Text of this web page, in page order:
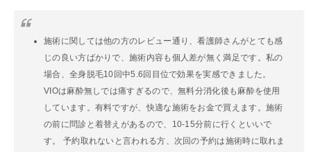
施術に関しては他の方のレビュー通り、看護師さんがとても感
じの良い方ばかりで、施術内容も個人差が無く満足です。私の
場合、全身脱毛10回中5.6回目位で効果を実感できました。
VIOは麻酔無しでは痛すぎるので、無料分消化後も麻酔を使用
しています。有料ですが、快適な施術をお金で買えます。施術
の前に問診と着替えがあるので、10-15分前に行くといいで
す。 予約取れないと言われる方、次回の予約は施術時に取れま